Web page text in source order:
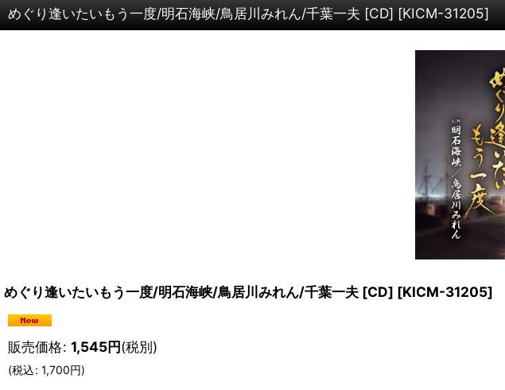
めぐり逢いたいもう一度/明石海峡/鳥居川みれん/千葉一夫 [CD] [KICM-31205]
めぐり逢いたいもう一度/明石海峡/鳥居川みれん/千葉一夫 [CD] [KICM-31205]
販売価格: 1,545円(税別)
(税込: 1,700円)